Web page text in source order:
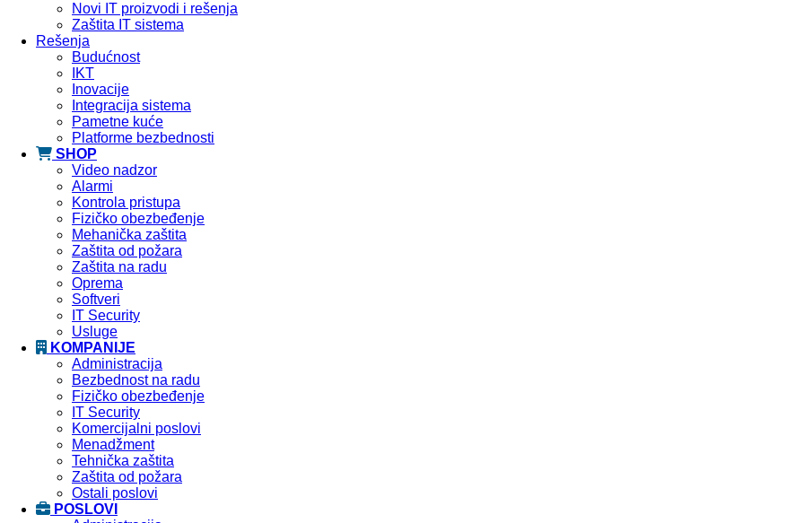
Novi IT proizvodi i rešenja
Zaštita IT sistema
Rešenja
Budućnost
IKT
Inovacije
Integracija sistema
Pametne kuće
Platforme bezbednosti
SHOP
Video nadzor
Alarmi
Kontrola pristupa
Fizičko obezbeđenje
Mehanička zaštita
Zaštita od požara
Zaštita na radu
Oprema
Softveri
IT Security
Usluge
KOMPANIJE
Administracija
Bezbednost na radu
Fizičko obezbeđenje
IT Security
Komercijalni poslovi
Menadžment
Tehnička zaštita
Zaštita od požara
Ostali poslovi
POSLOVI